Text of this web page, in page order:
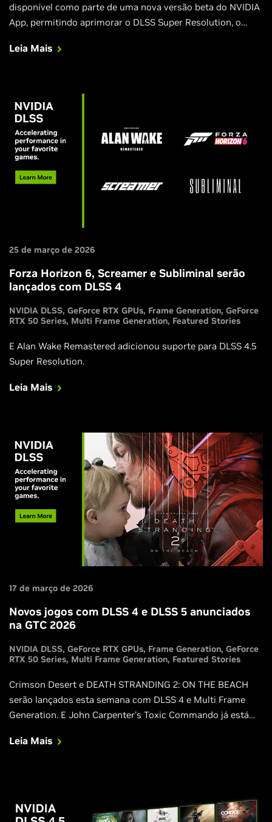
disponível como parte de uma nova versão beta do NVIDIA
App, permitindo aprimorar o DLSS Super Resolution, o
recursos, otimizações e melhorias.
Leia Mais
25 de março de 2026
Forza Horizon 6, Screamer e Subliminal serão
lançados com DLSS 4
NVIDIA DLSS GeForce RTX GPUs Frame Generation GeForce
RTX 50 Series Multi Frame Generation Featured Stories
E Alan Wake Remastered adicionou suporte para DLSS 4.5
Super Resolution.
Leia Mais
17 de março de 2026
Novos jogos com DLSS 4 e DLSS 5 anunciados
na GTC 2026
NVIDIA DLSS GeForce RTX GPUs Frame Generation GeForce
RTX 50 Series Multi Frame Generation Featured Stories
Crimson Desert e DEATH STRANDING 2: ON THE BEACH
serão lançados esta semana com DLSS 4 e Multi Frame
Generation. E John Carpenter's Toxic Commando já está
Leia Mais